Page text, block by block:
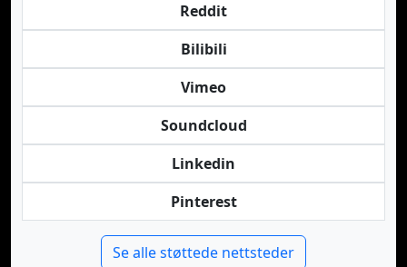
Reddit
Bilibili
Vimeo
Soundcloud
Linkedin
Pinterest
Se alle støttede nettsteder